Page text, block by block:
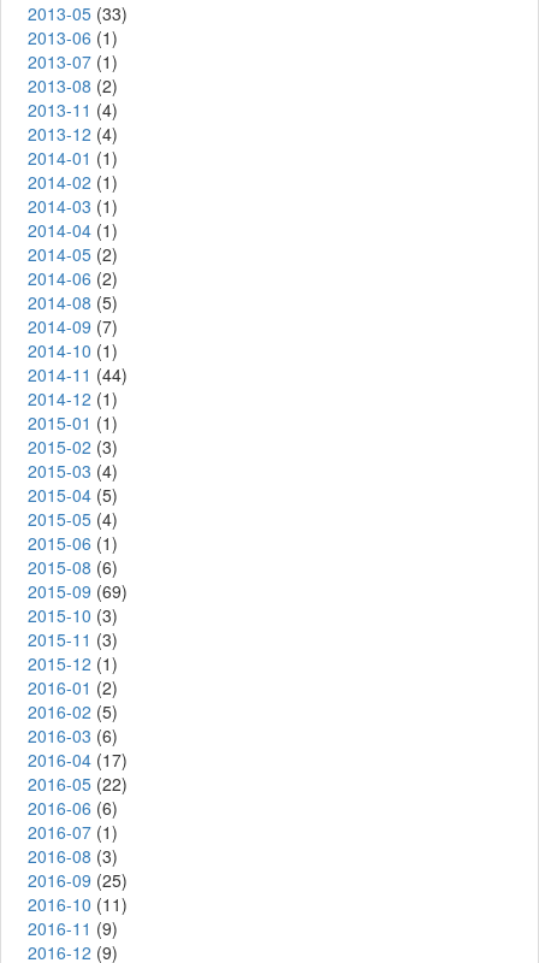
2013-05 (33)
2013-06 (1)
2013-07 (1)
2013-08 (2)
2013-11 (4)
2013-12 (4)
2014-01 (1)
2014-02 (1)
2014-03 (1)
2014-04 (1)
2014-05 (2)
2014-06 (2)
2014-08 (5)
2014-09 (7)
2014-10 (1)
2014-11 (44)
2014-12 (1)
2015-01 (1)
2015-02 (3)
2015-03 (4)
2015-04 (5)
2015-05 (4)
2015-06 (1)
2015-08 (6)
2015-09 (69)
2015-10 (3)
2015-11 (3)
2015-12 (1)
2016-01 (2)
2016-02 (5)
2016-03 (6)
2016-04 (17)
2016-05 (22)
2016-06 (6)
2016-07 (1)
2016-08 (3)
2016-09 (25)
2016-10 (11)
2016-11 (9)
2016-12 (9)